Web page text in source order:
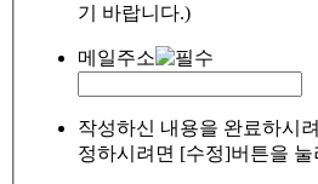
기 바랍니다.)
메일주소
작성하신 내용을 완료하시
정하시려면 [수정]버튼을 눌